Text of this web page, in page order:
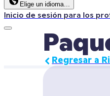
Elige un idioma…
Inicio de sesión para los
Regresar a